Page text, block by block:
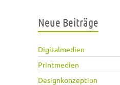
Neue Beiträge
Digitalmedien
Printmedien
Designkonzeption